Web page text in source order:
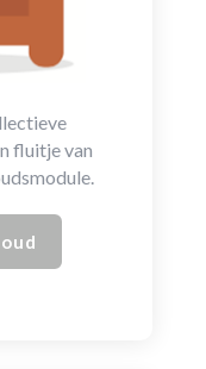
fluitje van